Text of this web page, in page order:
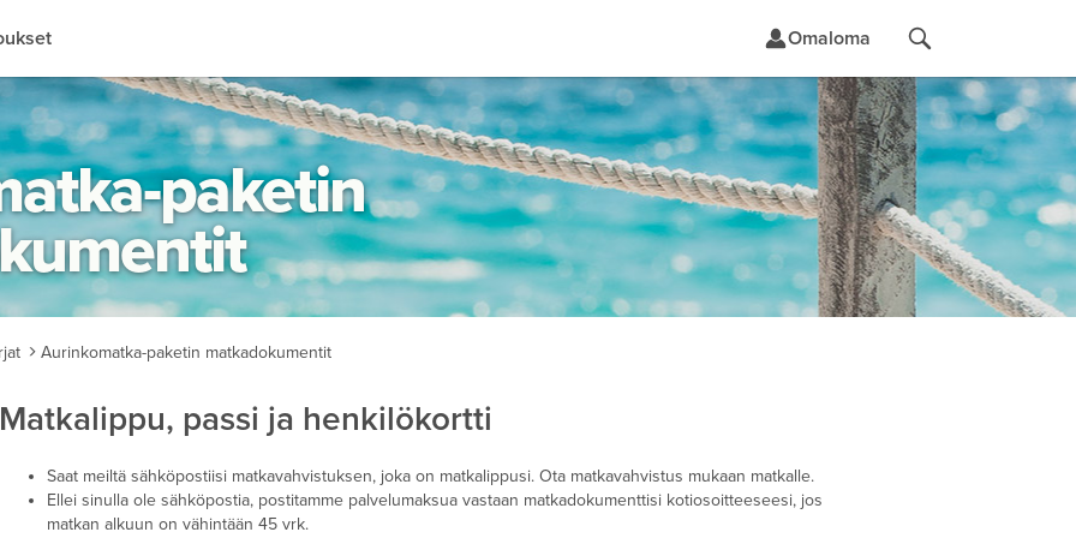
Helsinki
Oulu
Rovaniemi
Kuopio
Rooma
Lontoo
Kööpenhamina
Pariisi
Katso kaikki Kaupunkilomat
Kesän lomamatkat
Talven lomamatkat
Katso kaikki kohteet
Sportti Liikuntaesteetön
Huoneita uima-altaalla Ympäristösertifioidut hotellit
Omaloma
paketin
Aurinkomatka-paketin matkadokumentit
Matkalippu, passi ja henkilökortti
Saat meiltä sähköpostiisi matkavahvistuksen, joka on matkalippusi. Ota matkavahvistus mukaan matkalle.
Ellei sinulla ole sähköpostia, postitamme palvelumaksua vastaan matkadokumenttisi kotiosoitteeseesi, jos
matkan alkuun on vähintään 45 vrk.